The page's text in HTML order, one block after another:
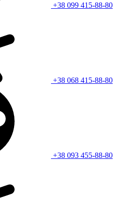
+38 099 415-88-80
+38 068 415-88-80
+38 093 455-88-80